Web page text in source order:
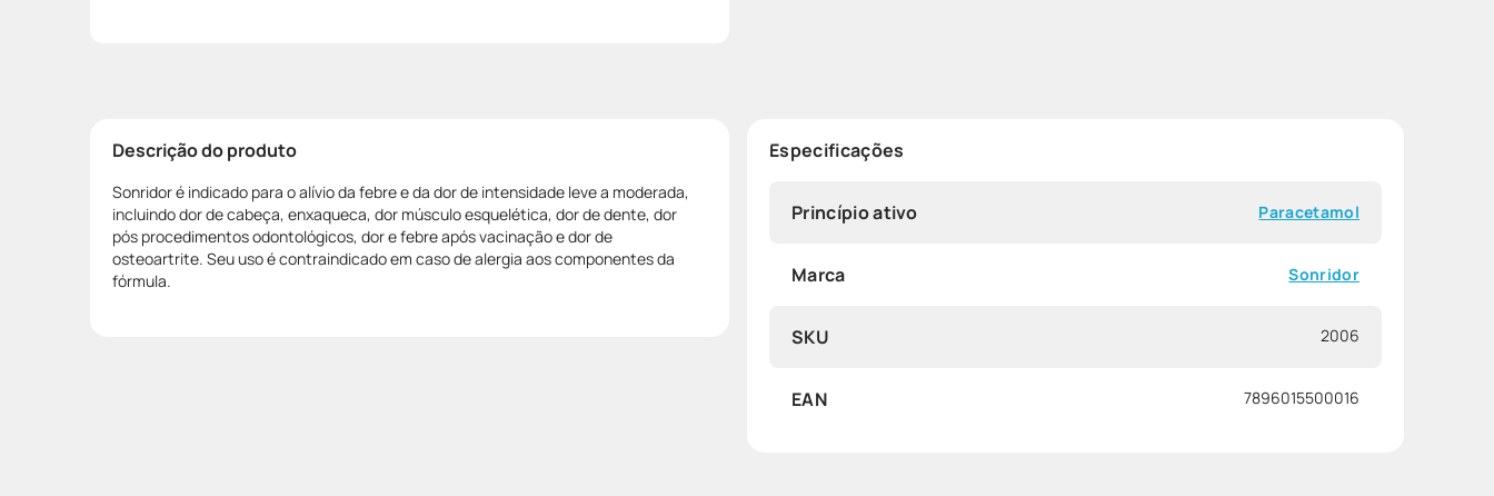
Descrição do produto
Sonridor é indicado para o alívio da febre e da dor de intensidade leve a moderada,
incluindo dor de cabeça, enxaqueca, dor músculo esquelética, dor de dente, dor
pós procedimentos odontológicos, dor e febre após vacinação e dor de
osteoartrite. Seu uso é contraindicado em caso de alergia aos componentes da
fórmula.
Especificações
Princípio ativo Paracetamol
Marca Sonridor
SKU 2006
EAN 7896015500016